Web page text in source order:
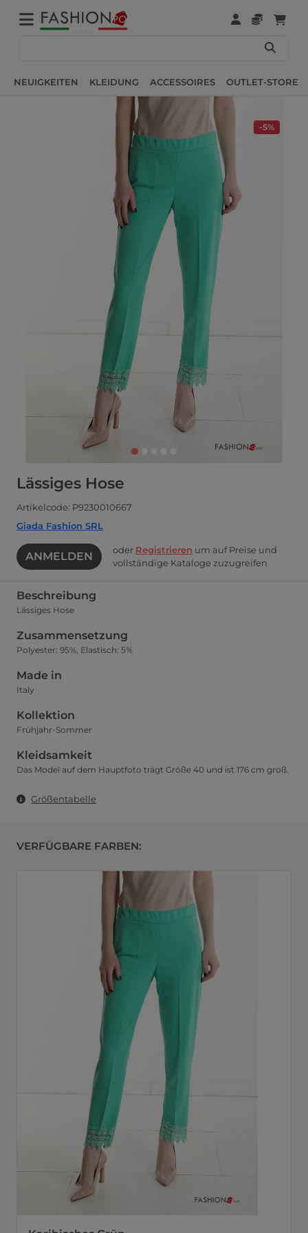
NEUIGKEITEN KLEIDUNG ACCESSOIRES OUTLET-STORE
-5%
Lässiges Hose
Artikelcode: P9230010667
Giada Fashion SRL
ANMELDEN oder Registrieren um auf Preise und
vollständige Kataloge zuzugreifen
Beschreibung
Lässiges Hose
Zusammensetzung
Polyester: 95%, Elastisch: 5%
Made in
Italy
Kollektion
Frühjahr-Sommer
Kleidsamkeit
Das Model auf dem Hauptfoto trägt Größe 40 und ist 176 cm groß.
Größentabelle
VERFÜGBARE FARBEN: